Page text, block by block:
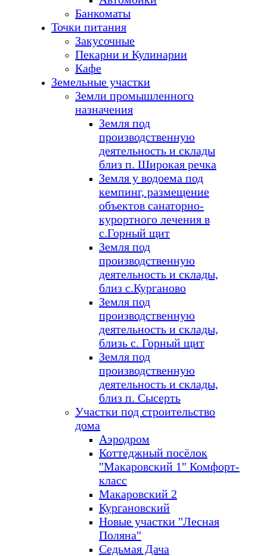
Банкоматы
Точки питания
Закусочные
Пекарни и Кулинарии
Кафе
Земельные участки
Земли промышленного
назначения
Земля под
производственную
деятельность и склады
близ п. Широкая речка
Земля у водоема под
кемпинг, размещение
объектов санаторно-
курортного лечения в
с.Горный щит
Земля под
производственную
деятельность и склады,
близ с.Курганово
Земля под
производственную
деятельность и склады,
близь с. Горный щит
Земля под
производственную
деятельность и склады,
близ п. Сысерть
Участки под строительство
дома
Аэродром
Коттеджный посёлок
"Макаровский 1" Комфорт-
класс
Макаровский 2
Кургановский
Новые участки "Лесная
Поляна"
Седьмая Дача